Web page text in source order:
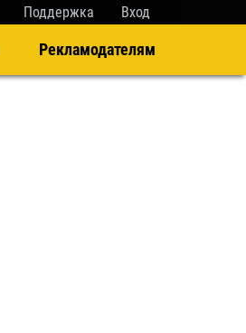
Поддержка Вход
Рекламодателям